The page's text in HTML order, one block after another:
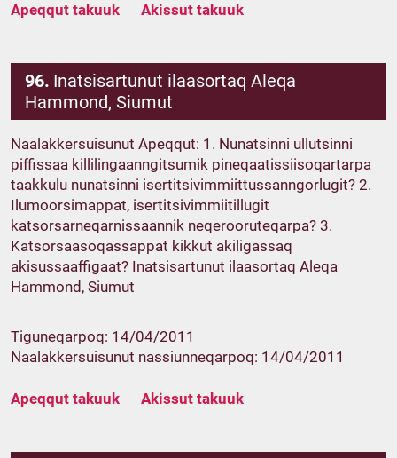
Apeqqut takuuk Akissut takuuk
96. Inatsisartunut ilaasortaq Aleqa
Hammond, Siumut
Naalakkersuisunut Apeqqut: 1. Nunatsinni ullutsinni
piffissaa killilingaanngitsumik pineqaatissiisoqartarpa
taakkulu nunatsinni isertitsivimmiittussanngorlugit? 2.
Ilumoorsimappat, isertitsivimmiitillugit
katsorsarneqarnissaannik neqerooruteqarpa? 3.
Katsorsaasoqassappat kikkut akiligassaq
akisussaaffigaat? Inatsisartunut ilaasortaq Aleqa
Hammond, Siumut
Tiguneqarpoq: 14/04/2011
Naalakkersuisunut nassiunneqarpoq: 14/04/2011
Apeqqut takuuk Akissut takuuk